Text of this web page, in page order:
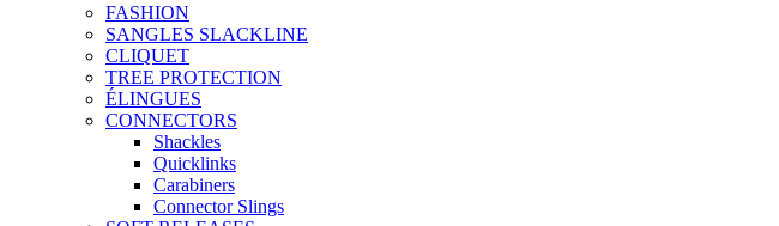
FASHION
SANGLES SLACKLINE
CLIQUET
TREE PROTECTION
ÉLINGUES
CONNECTORS
Shackles
Quicklinks
Carabiners
Connector Slings